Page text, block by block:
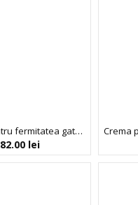
Crema pentru fermitatea gatului si decolteului, Probiotics, Bio Balance, 50 ml
82.00 lei